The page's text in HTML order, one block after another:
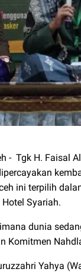
- Tgk H. Faisal
ini terpilih
Syariah.
dunia
Komitmen
Yahya